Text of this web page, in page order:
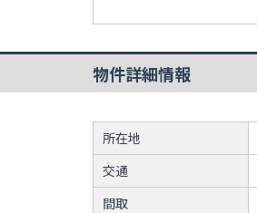
物件詳細情報
所在地
交通
間取